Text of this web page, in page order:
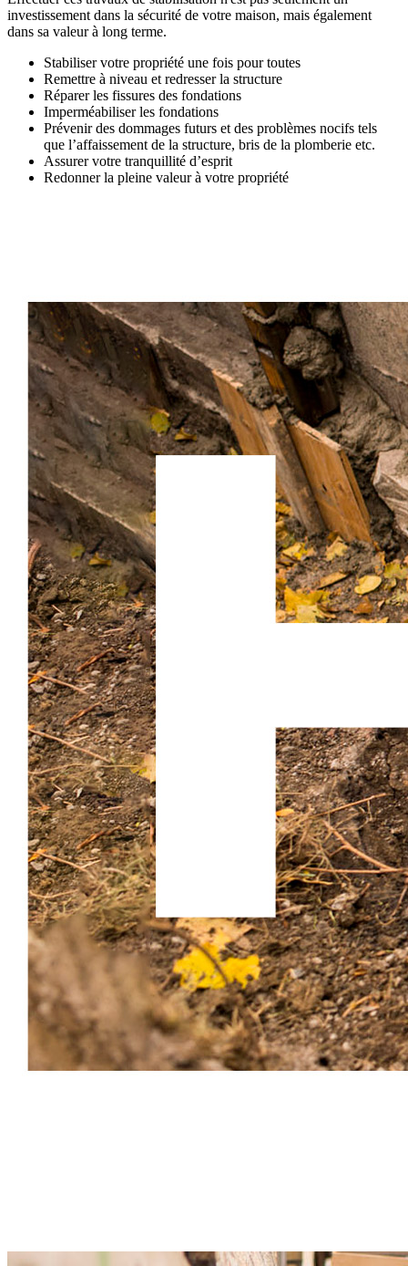
investissement dans la sécurité de votre maison, mais également
dans sa valeur à long terme.
Stabiliser votre propriété une fois pour toutes
Remettre à niveau et redresser la structure
Réparer les fissures des fondations
Imperméabiliser les fondations
Prévenir des dommages futurs et des problèmes nocifs tels
que l’affaissement de la structure, bris de la plomberie etc.
Assurer votre tranquillité d’esprit
Redonner la pleine valeur à votre propriété